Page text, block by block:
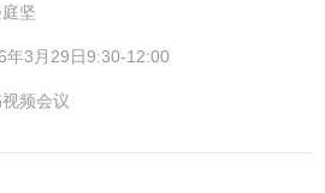
向
坚
年3月29日9:30-12:00
频会议